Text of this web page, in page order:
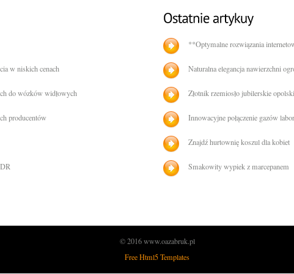
w niskich cenach
do wózków widłowych
producentów
**Optymalne rozwiązania
Naturalna elegancja nawierzchni
Złotnik rzemiosło jubilerskie
Innowacyjne połączenie gazów
Znajdź hurtownię koszul dla kobiet
Smakowity wypiek z marcepanem
© 2016 www.oazabruk.pl
Free Html5 Templates